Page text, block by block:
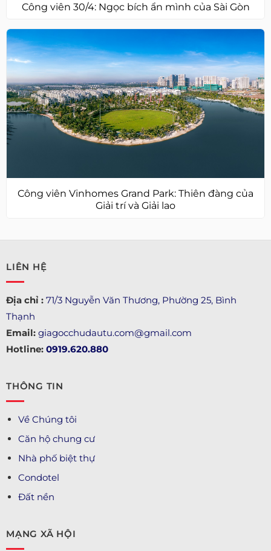
Công viên 30/4: Ngọc bích ẩn mình của Sài Gòn
Công viên Vinhomes Grand Park: Thiên đàng của
Giải trí và Giải lao
LIÊN HỆ
Địa chỉ : 71/3 Nguyễn Văn Thương, Phường 25, Bình
Thạnh
Email: giagocchudautu.com@gmail.com
Hotline: 0919.620.880
THÔNG TIN
Về Chúng tôi
Căn hộ chung cư
Nhà phố biệt thự
Condotel
Đất nền
MẠNG XÃ HỘI